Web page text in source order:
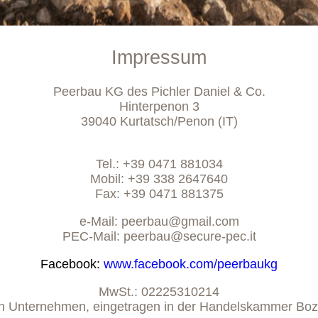
Impressum
Peerbau KG des Pichler Daniel & Co.
Hinterpenon 3
39040 Kurtatsch/Penon (IT)
Tel.: +39 0471 881034
Mobil: +39 338 2647640
Fax: +39 0471 881375
e-Mail: peerbau@gmail.com
PEC-Mail: peerbau@secure-pec.it
Facebook: www.facebook.com/peerbaukg
MwSt.: 02225310214
Unternehmen, eingetragen in der Handelskammer